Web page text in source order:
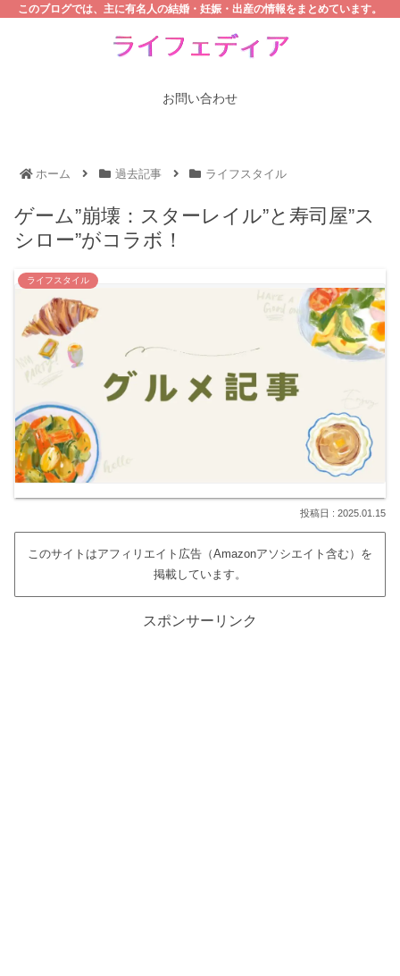
このブログでは、主に有名人の結婚・妊娠・出産の情報をまとめています。
お問い合わせ
ホーム 過去記事 ライフスタイル
ゲーム”崩壊：スターレイル”と寿司屋”ス
シロー”がコラボ！
ライフスタイル
2025.01.15
このサイトはアフィリエイト広告（Amazonアソシエイト含む）を
掲載しています。
スポンサーリンク